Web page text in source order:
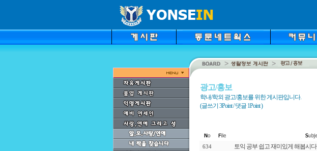
광고/홍보
학내/학외 광고/홍보를 위한 게시판입니다.
(글쓰기 3Point / 댓글 1Point )
634 토익 공부 쉽고 재미있게 해봅시